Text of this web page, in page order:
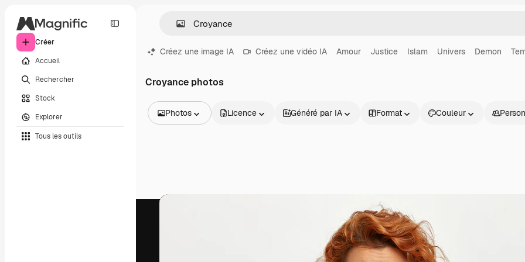
Créer
Accueil
Rechercher
Stock
Explorer
Tous les outils
Créez une image IA Créez une vidéo IA Amour Justice Islam Univers Demon
Croyance photos
Photos
Vidéos
Licence Généré par IA Format Couleur
Produits